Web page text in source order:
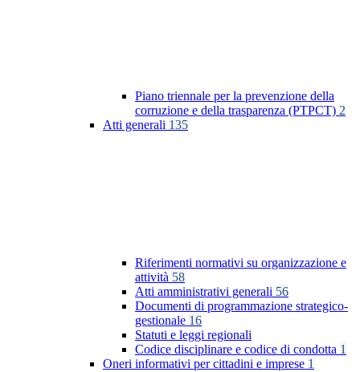
Piano triennale per la prevenzione della
corruzione e della trasparenza (PTPCT) 2
Atti generali 135
Riferimenti normativi su organizzazione e
attività 58
Atti amministrativi generali 56
Documenti di programmazione strategico-
gestionale 16
Statuti e leggi regionali
Codice disciplinare e codice di condotta 1
Oneri informativi per cittadini e imprese 1